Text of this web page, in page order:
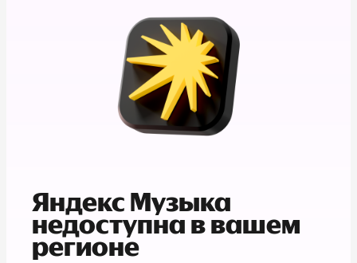
Яндекс Музыка
недоступна в вашем
регионе